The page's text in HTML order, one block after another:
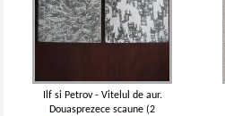
Ilf si Petrov - Vitelul de aur.
Douasprezece scaune (2